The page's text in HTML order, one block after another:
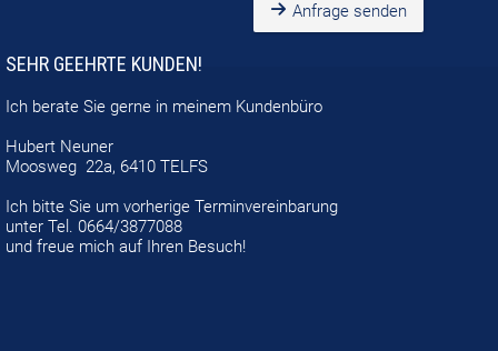
Anfrage senden
SEHR GEEHRTE KUNDEN!
Ich berate Sie gerne in meinem Kundenbüro
Hubert Neuner
Moosweg 22a, 6410 TELFS
Ich bitte Sie um vorherige Terminvereinbarung
unter Tel. 0664/3877088
und freue mich auf Ihren Besuch!